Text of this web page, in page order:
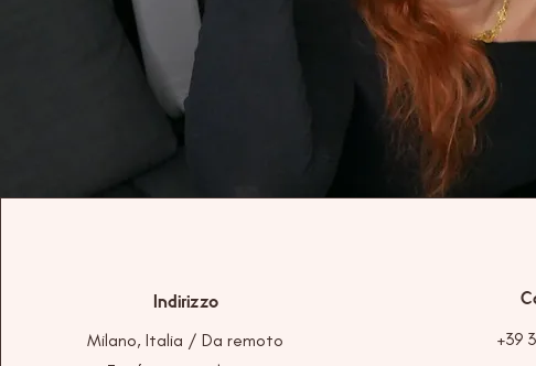
Indirizzo
Milano, Italia /Da remoto
+39